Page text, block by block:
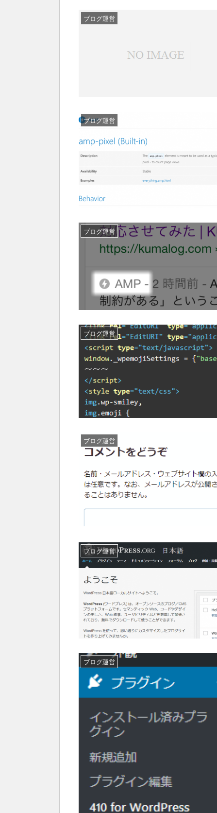
ブログ運営
ブログ運営
ブログ運営
ブログ運営
ブログ運営
ブログ運営
ブログ運営